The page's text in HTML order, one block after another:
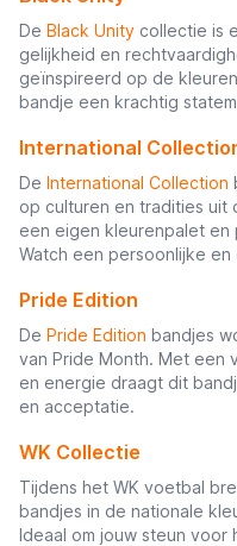
De Black Unity collectie is
gelijkheid en
geïnspireerd op de
bandje een krachtig
International
De International Collection
op culturen en tradities
een eigen kleurenpalet
Watch een persoonlijke
Pride Edition
De Pride Edition bandjes
van Pride Month. Met een
en energie draagt dit
en acceptatie.
WK Collectie
Tijdens het WK voetbal
bandjes in de nationale
Ideaal om jouw steun